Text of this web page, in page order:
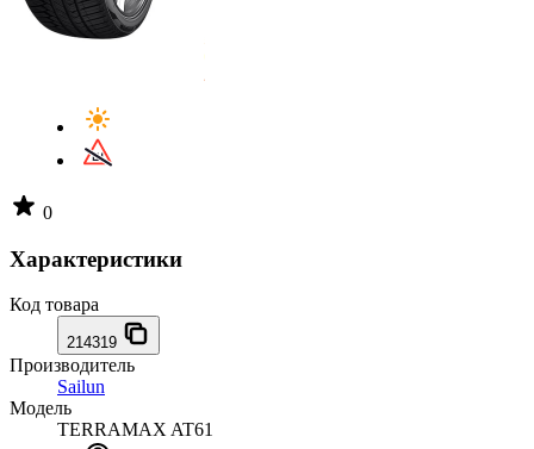
0
Характеристики
Код товара
214319
Производитель
Sailun
Модель
TERRAMAX AT61